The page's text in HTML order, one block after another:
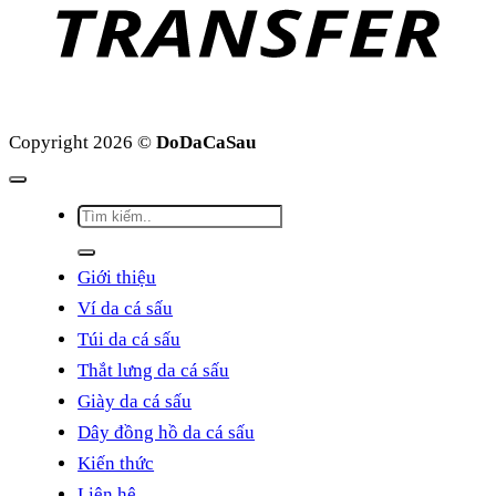
Copyright 2026 © DoDaCaSau
Tìm
kiếm:
Giới thiệu
Ví da cá sấu
Túi da cá sấu
Thắt lưng da cá sấu
Giày da cá sấu
Dây đồng hồ da cá sấu
Kiến thức